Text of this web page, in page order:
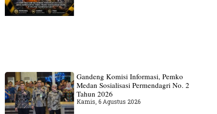
Gandeng Komisi Informasi, Pemko
Medan Sosialisasi Permendagri No. 2
Tahun 2026
Kamis, 6 Agustus 2026